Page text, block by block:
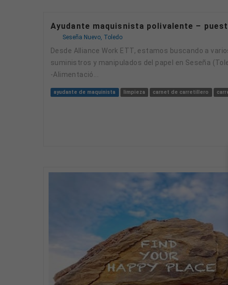
Ayudante maquisnista polivalente –
Seseña Nuevo, Toledo
Desde Alliance Work ETT, estamos buscando a varios/as ayudantes/as de maquinista con bobinas para trabajar en importante cliente del sector de
suministros y manipulados del papel en Seseña
-Alimentació...
ayudante de maquinista limpieza carnet de carretillero